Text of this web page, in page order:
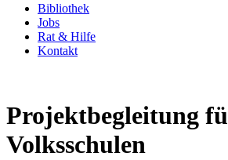
Bibliothek
Jobs
Rat & Hilfe
Kontakt
Projektbegleitung
Volksschulen